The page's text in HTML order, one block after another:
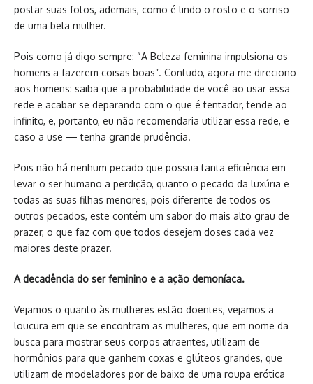
postar suas fotos, ademais, como é lindo o rosto e o sorriso
de uma bela mulher.
Pois como já digo sempre: “A Beleza feminina impulsiona os
homens a fazerem coisas boas”. Contudo, agora me direciono
aos homens: saiba que a probabilidade de você ao usar essa
rede e acabar se deparando com o que é tentador, tende ao
infinito, e, portanto, eu não recomendaria utilizar essa rede, e
caso a use — tenha grande prudência.
Pois não há nenhum pecado que possua tanta eficiência em
levar o ser humano a perdição, quanto o pecado da luxúria e
todas as suas filhas menores, pois diferente de todos os
outros pecados, este contém um sabor do mais alto grau de
prazer, o que faz com que todos desejem doses cada vez
maiores deste prazer.
A decadência do ser feminino e a ação demoníaca.
Vejamos o quanto às mulheres estão doentes, vejamos a
loucura em que se encontram as mulheres, que em nome da
busca para mostrar seus corpos atraentes, utilizam de
hormônios para que ganhem coxas e glúteos grandes, que
utilizam de modeladores por de baixo de uma roupa erótica